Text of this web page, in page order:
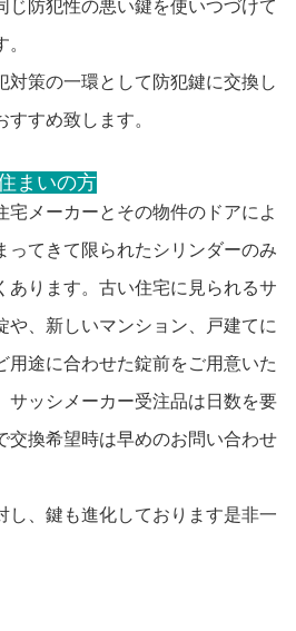
じ防犯性の悪い鍵を使いつづけて
対策の一環として防犯鍵に交換し
すめ致します。
まいの方
宅メーカーとその物件のドアによ
ってきて限られたシリンダーのみ
あります。古い住宅に見られるサ
や、新しいマンション、戸建てに
用途に合わせた錠前をご用意いた
サッシメーカー受注品は日数を要
交換希望時は早めのお問い合わせ
し、鍵も進化しております是非一